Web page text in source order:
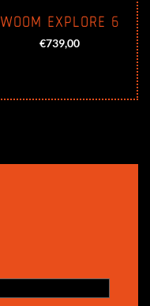
WOOM EXPLORE 6
€739,00